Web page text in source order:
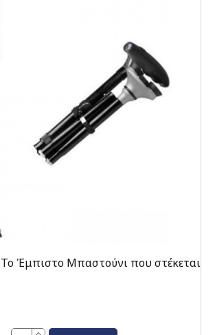
Έμπιστο Μπαστούνι που στέκεται